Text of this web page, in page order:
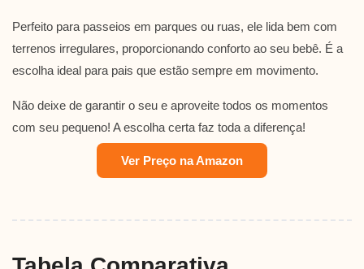
Perfeito para passeios em parques ou ruas, ele lida bem com
terrenos irregulares, proporcionando conforto ao seu bebê. É a
escolha ideal para pais que estão sempre em movimento.
Não deixe de garantir o seu e aproveite todos os momentos
com seu pequeno! A escolha certa faz toda a diferença!
Ver Preço na Amazon